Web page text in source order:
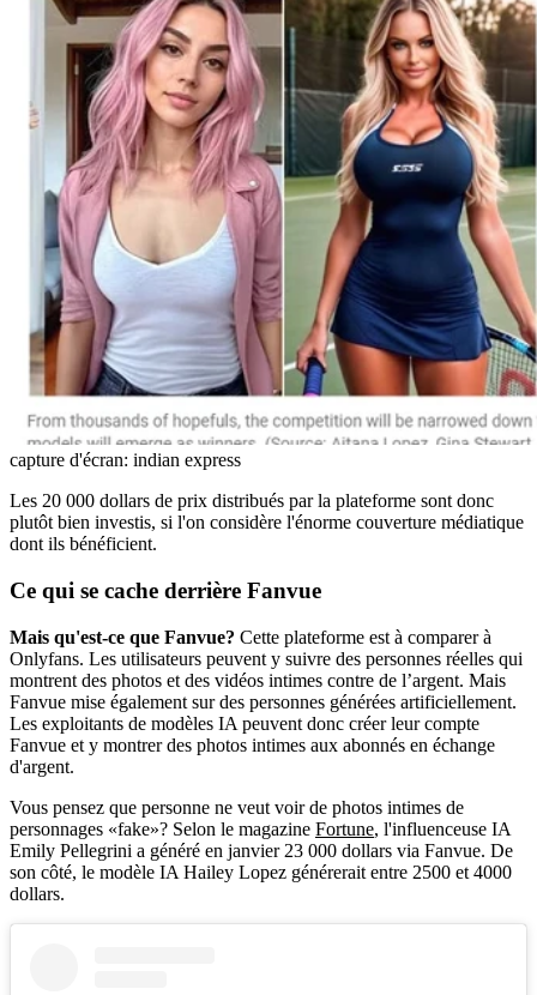
capture d'écran: indian express
Les 20 000 dollars de prix distribués par la plateforme sont donc
plutôt bien investis, si l'on considère l'énorme couverture médiatique
dont ils bénéficient.
Ce qui se cache derrière Fanvue
Mais qu'est-ce que Fanvue? Cette plateforme est à comparer à
Onlyfans. Les utilisateurs peuvent y suivre des personnes réelles qui
montrent des photos et des vidéos intimes contre de l’argent. Mais
Fanvue mise également sur des personnes générées artificiellement.
Les exploitants de modèles IA peuvent donc créer leur compte
Fanvue et y montrer des photos intimes aux abonnés en échange
d'argent.
Vous pensez que personne ne veut voir de photos intimes de
personnages «fake»? Selon le magazine Fortune, l'influenceuse IA
Emily Pellegrini a généré en janvier 23 000 dollars via Fanvue. De
son côté, le modèle IA Hailey Lopez générerait entre 2500 et 4000
dollars.